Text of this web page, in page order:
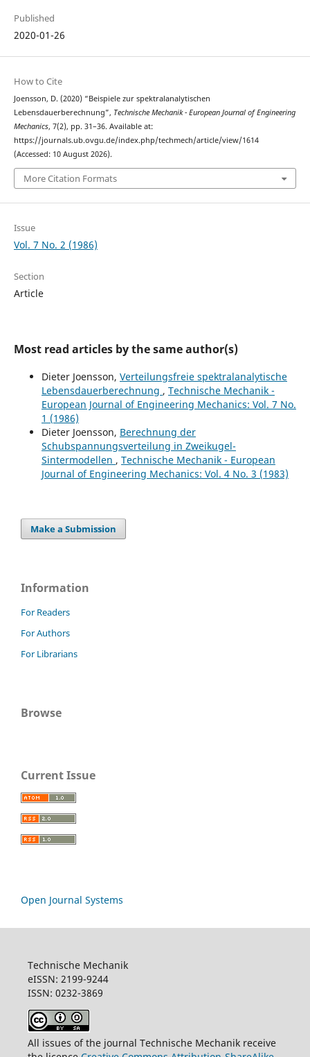
Published
2020-01-26
How to Cite
Joensson, D. (2020) “Beispiele zur spektralanalytischen
Lebensdauerberechnung”, Technische Mechanik - European Journal of Engineering
Mechanics, 7(2), pp. 31–36. Available at:
https://journals.ub.ovgu.de/index.php/techmech/article/view/1614
(Accessed: 10 August 2026).
More Citation Formats
Issue
Vol. 7 No. 2 (1986)
Section
Article
Most read articles by the same author(s)
Dieter Joensson, Verteilungsfreie spektralanalytische
Lebensdauerberechnung , Technische Mechanik -
European Journal of Engineering Mechanics: Vol. 7 No.
1 (1986)
Dieter Joensson, Berechnung der
Schubspannungsverteilung in Zweikugel-
Sintermodellen , Technische Mechanik - European
Journal of Engineering Mechanics: Vol. 4 No. 3 (1983)
Make a Submission
Information
For Readers
For Authors
For Librarians
Browse
Current Issue
Open Journal Systems
Technische Mechanik
eISSN: 2199-9244
ISSN: 0232-3869
All issues of the journal Technische Mechanik receive